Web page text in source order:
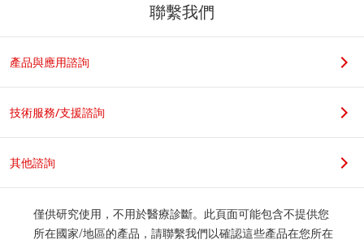
若您是學生，請在科系名稱後加上實驗室教授姓名，謝謝。
職位
公司地址
聯繫我們
產品與應用諮詢
技術服務/支援諮詢
其他諮詢
僅供研究使用，不用於醫療診斷。此頁面可能包含不提供您
所在國家/地區的產品，請聯繫我們以確認這些產品在您所在